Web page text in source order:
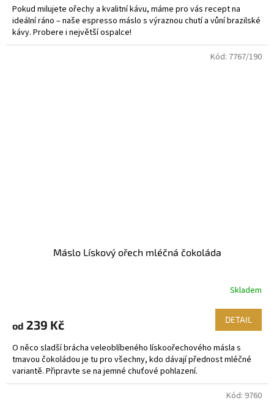
Pokud milujete ořechy a kvalitní kávu, máme pro vás recept na
ideální ráno – naše espresso máslo s výraznou chutí a vůní brazilské
kávy. Probere i největší ospalce!
Máslo Lískový ořech mléčná čokoláda
Skladem
od 239 Kč DETAIL
O něco sladší brácha veleoblíbeného lískoořechového másla s
tmavou čokoládou je tu pro všechny, kdo dávají přednost mléčné
variantě. Připravte se na jemné chuťové pohlazení.
Kód: 7767/190
Kód: 9760